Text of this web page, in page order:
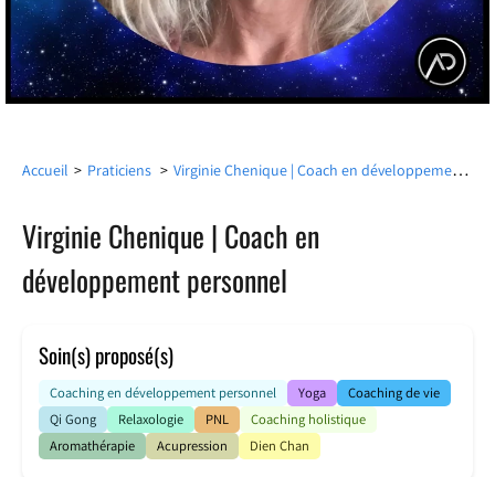
Accueil > Praticiens > Virginie Chenique | Coach en développement personnel
Virginie Chenique | Coach en
développement personnel
Soin(s) proposé(s)
Coaching en développement personnel Yoga
Coaching de vie
Qi Gong
Relaxologie PNL
Coaching holistique
Aromathérapie
Acupression Dien Chan